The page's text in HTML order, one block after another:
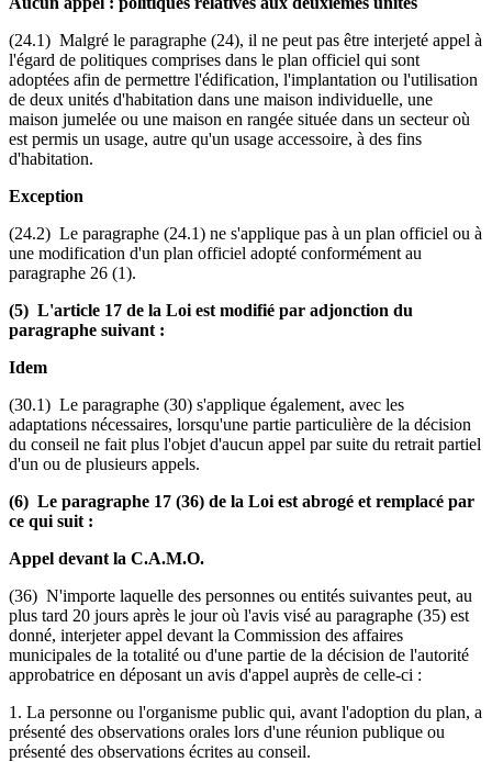
(24.1) Malgré le paragraphe (24), il ne peut pas être interjeté appel à
l'égard de politiques comprises dans le plan officiel qui sont
adoptées afin de permettre l'édification, l'implantation ou l'utilisation
de deux unités d'habitation dans une maison individuelle, une
maison jumelée ou une maison en rangée située dans un secteur où
est permis un usage, autre qu'un usage accessoire, à des fins
d'habitation.
Exception
(24.2) Le paragraphe (24.1) ne s'applique pas à un plan officiel ou à
une modification d'un plan officiel adopté conformément au
paragraphe 26 (1).
(5) L'article 17 de la Loi est modifié par adjonction du
paragraphe suivant :
Idem
(30.1) Le paragraphe (30) s'applique également, avec les
adaptations nécessaires, lorsqu'une partie particulière de la décision
du conseil ne fait plus l'objet d'aucun appel par suite du retrait partiel
d'un ou de plusieurs appels.
(6) Le paragraphe 17 (36) de la Loi est abrogé et remplacé par
ce qui suit :
Appel devant la C.A.M.O.
(36) N'importe laquelle des personnes ou entités suivantes peut, au
plus tard 20 jours après le jour où l'avis visé au paragraphe (35) est
donné, interjeter appel devant la Commission des affaires
municipales de la totalité ou d'une partie de la décision de l'autorité
approbatrice en déposant un avis d'appel auprès de celle-ci :
1. La personne ou l'organisme public qui, avant l'adoption du plan, a
présenté des observations orales lors d'une réunion publique ou
présenté des observations écrites au conseil.